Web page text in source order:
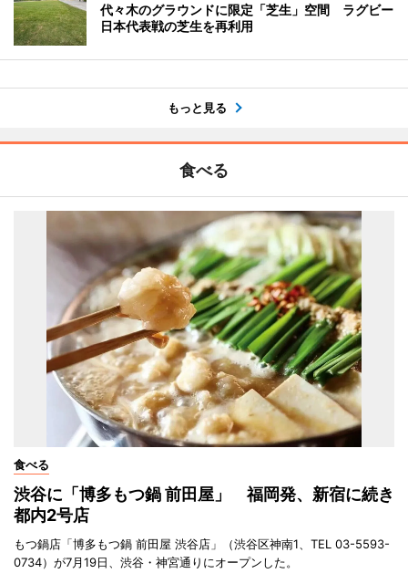
代々木のグラウンドに限定「芝生」空間 ラグビー
日本代表戦の芝生を再利用
もっと見る
食べる
食べる
渋谷に「博多もつ鍋 前田屋」 福岡発、新宿に続き
都内2号店
もつ鍋店「博多もつ鍋 前田屋 渋谷店」（渋谷区神南1、TEL 03-5593-
0734）が7月19日、渋谷・神宮通りにオープンした。